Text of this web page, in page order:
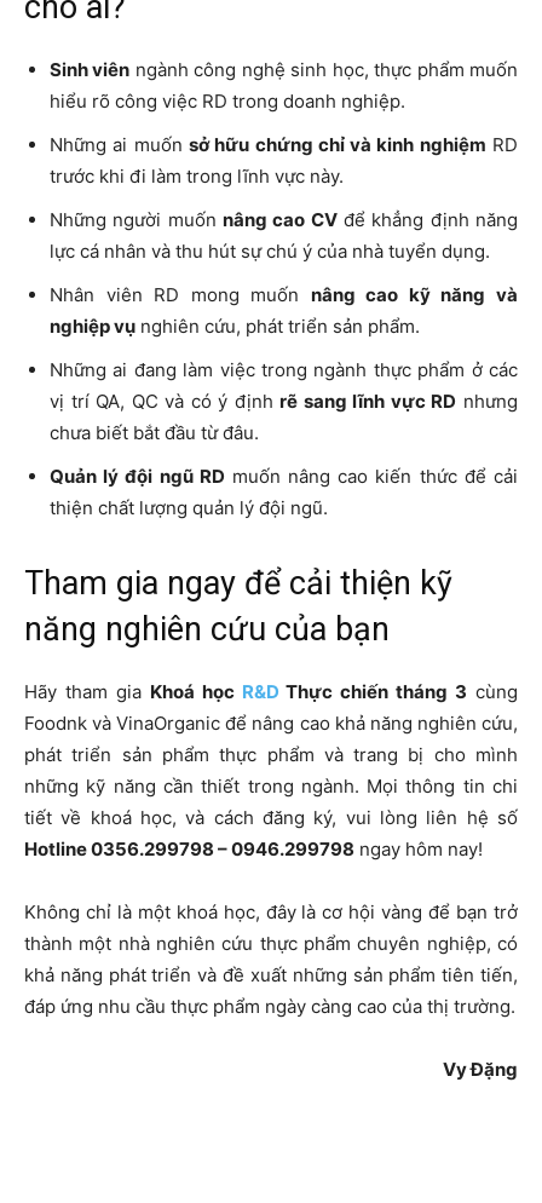
Sinh viên ngành công nghệ sinh học, thực phẩm muốn
hiểu rõ công việc RD trong doanh nghiệp.
Những ai muốn sở hữu chứng chỉ và kinh nghiệm RD
trước khi đi làm trong lĩnh vực này.
Những người muốn nâng cao CVđể khẳng định năng
lực cá nhân và thu hút sự chú ý của nhà tuyển dụng.
Nhân viên RD mong muốn nâng cao kỹ năng và
nghiệp vụ nghiên cứu, phát triển sản phẩm.
Những ai đang làm việc trong ngành thực phẩm ở các
vị trí QA, QC và có ý địnhrẽ sang lĩnh vực RD nhưng
chưa biết bắt đầu từ đâu.
Quản lý đội ngũ RD muốn nâng cao kiến thức để cải
thiện chất lượng quản lý đội ngũ.
Tham gia ngay để cải thiện kỹ
năng nghiên cứu của bạn
Hãy tham gia Khoá học R&D Thực chiến tháng 3 cùng
Foodnk và VinaOrganic để nâng cao khả năng nghiên cứu,
phát triển sản phẩm thực phẩm và trang bị cho mình
những kỹ năng cần thiết trong ngành. Mọi thông tin chi
tiết về khoá học, và cách đăng ký, vui lòng liên hệ số
Hotline 0356.299798 – 0946.299798 ngay hôm nay!
Không chỉ là một khoá học, đây là cơ hội vàng để bạn trở
thành một nhà nghiên cứu thực phẩm chuyên nghiệp, có
khả năng phát triển và đề xuất những sản phẩm tiên tiến,
đáp ứng nhu cầu thực phẩm ngày càng cao của thị trường.
Vy Đặng